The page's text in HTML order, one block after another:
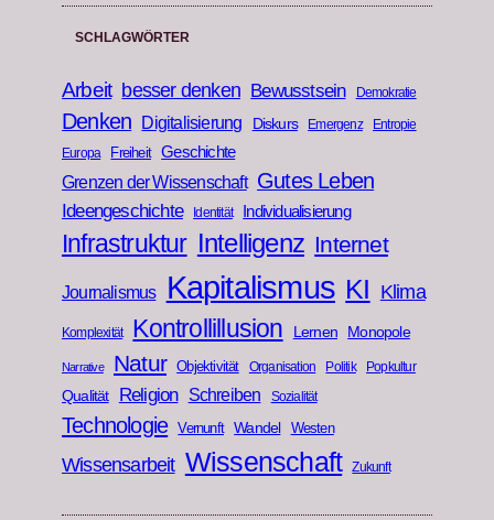
SCHLAGWÖRTER
Arbeit besser denken Bewusstsein Demokratie
Denken Digitalisierung Diskurs Emergenz
Entropie
Europa
Freiheit Geschichte
Grenzen der Wissenschaft Gutes Leben
Ideengeschichte Identität Individualisierung
Infrastruktur Intelligenz Internet
Journalismus Kapitalismus KI Klima
Komplexität Kontrollillusion Lernen Monopole
Narrative Natur Objektivität Organisation Politik Popkultur
Qualität Religion Schreiben Sozialität
Technologie Vernunft Wandel Westen
Wissensarbeit Wissenschaft Zukunft